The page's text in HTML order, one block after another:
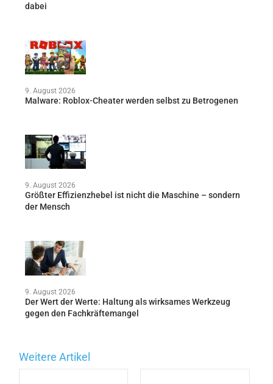
dabei
9. August 2026
Malware: Roblox-Cheater werden selbst zu Betrogenen
9. August 2026
Größter Effizienzhebel ist nicht die Maschine – sondern
der Mensch
9. August 2026
Der Wert der Werte: Haltung als wirksames Werkzeug
gegen den Fachkräftemangel
Weitere Artikel